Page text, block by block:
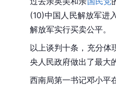
(10)中国人民解放军进
解放军实行买卖公平。
以上谈判十条，充分体
央人民政府做出了最大
西南局第一书记邓小平